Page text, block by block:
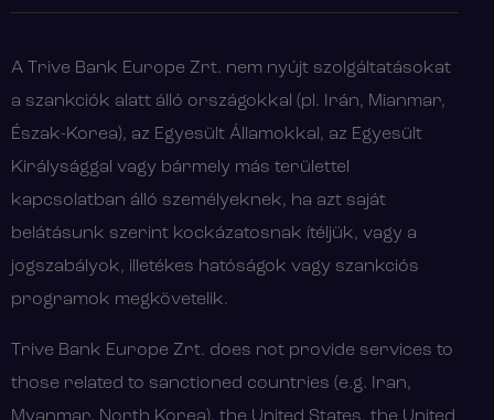
A Trive Bank Europe Zrt. nem nyújt szolgáltatásokat
a szankciók alatt álló országokkal (pl. Irán, Mianmar,
Észak-Korea), az Egyesült Államokkal, az Egyesült
Királysággal vagy bármely más területtel
kapcsolatban álló személyeknek, ha azt saját
belátásunk szerint kockázatosnak ítéljük, vagy a
jogszabályok, illetékes hatóságok vagy szankciós
programok megkövetelik.
Trive Bank Europe Zrt. does not provide services to
those related to sanctioned countries (e.g. Iran,